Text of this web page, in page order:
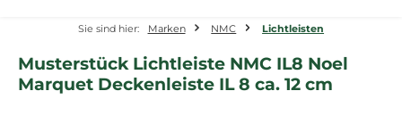
Sie sind hier: Marken NMC Lichtleisten
Musterstück Lichtleiste NMC IL8 Noel
Marquet Deckenleiste IL 8 ca. 12 cm